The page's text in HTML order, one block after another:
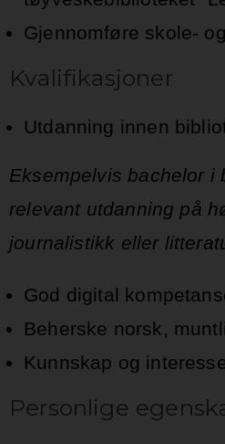
Gjennomføre skole-
Kvalifikasjoner
Utdanning innen
Eksempelvis bachelor i
relevant utdanning på
journalistikk eller
God digital
Beherske norsk,
Kunnskap og
Personlige